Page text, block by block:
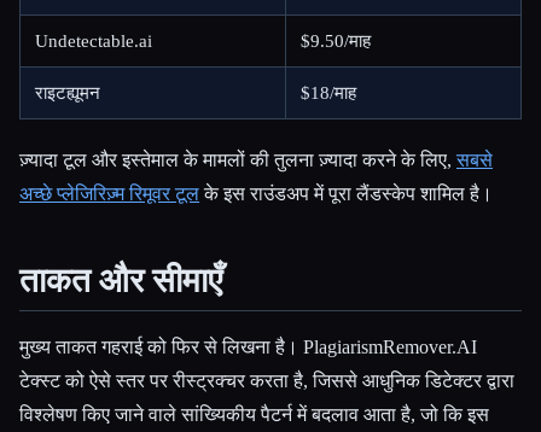
Undetectable.ai $9.50/माह
राइटह्यूमन $18/माह
ज़्यादा टूल और इस्तेमाल के मामलों की तुलना ज़्यादा करने के लिए,सबसे
अच्छे प्लेजिरिज़्म रिमूवर टूलके इस राउंडअप में पूरा लैंडस्केप शामिल है।
ताकत और सीमाएँ
मुख्य ताकत गहराई को फिर से लिखना है। PlagiarismRemover.AI
टेक्स्ट को ऐसे स्तर पर रीस्ट्रक्चर करता है, जिससे आधुनिक डिटेक्टर द्वारा
विश्लेषण किए जाने वाले सांख्यिकीय पैटर्न में बदलाव आता है, जो कि इस